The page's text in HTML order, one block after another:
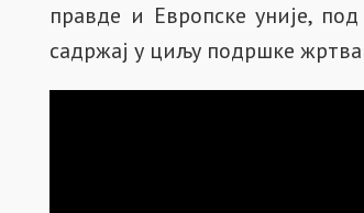
правде и Европске уније,
садржај у циљу подршке